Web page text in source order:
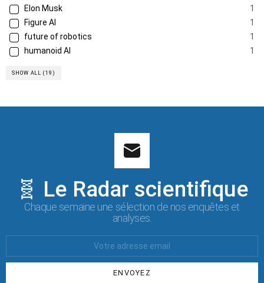
Elon Musk
1
Figure AI
1
future of robotics
1
humanoid AI
1
SHOW ALL (19)
🧬 Le Radar scientifique
Chaque semaine une sélection de nos enquêtes et
analyses.
: